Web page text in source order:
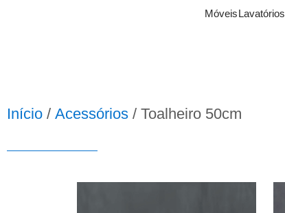
MóveisLavatórios
Início / Acessórios / Toalheiro 50cm